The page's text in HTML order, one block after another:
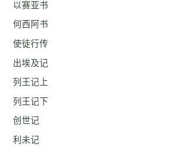
以赛亚书
何西阿书
使徒行传
出埃及记
列王记上
列王记下
创世记
利未记